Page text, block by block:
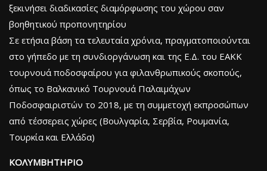
ξεκινήσει διαδικασίες διαμόρφωσης του χώρου σαν
βοηθητικού προπονητηρίου
Σε ετήσια βάση τα τελευταία χρόνια, πραγματοποιούνται
στο γήπεδο με τη συνδιοργάνωση και της Ε.Δ. του ΕΑΚΚ
τουρνουά ποδοσφαίρου για φιλανθρωπικούς σκοπούς,
όπως το Βαλκανικό Τουρνουά Παλαιμάχων
Ποδοσφαιριστών το 2018, με τη συμμετοχή εκπροσώπων
από τέσσερεις χώρες (Βουλγαρία, Σερβία, Ρουμανία,
Τουρκία και Ελλάδα)
ΚΟΛΥΜΒΗΤΗΡΙΟ